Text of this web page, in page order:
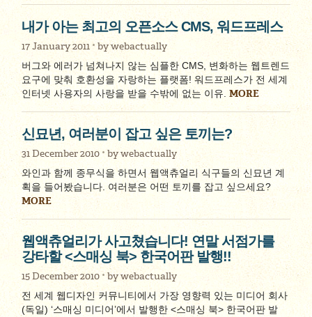
내가 아는 최고의 오픈소스 CMS, 워드프레스
17 January 2011 bywebactually
버그와 에러가 넘쳐나지 않는 심플한 CMS, 변화하는 웹트렌드
요구에 맞춰 호환성을 자랑하는 플랫폼! 워드프레스가 전 세계
인터넷 사용자의 사랑을 받을 수밖에 없는 이유.MORE
신묘년, 여러분이 잡고 싶은 토끼는?
31 December 2010 bywebactually
와인과 함께 종무식을 하면서 웹액츄얼리 식구들의 신묘년 계
획을 들어봤습니다. 여러분은 어떤 토끼를 잡고 싶으세요?
MORE
웹액츄얼리가 사고쳤습니다! 연말 서점가를
강타할 <스매싱 북> 한국어판 발행!!
15 December 2010 bywebactually
전 세계 웹디자인 커뮤니티에서 가장 영향력 있는 미디어 회사
(독일) ‘스매싱 미디어’에서 발행한 <스매싱 북> 한국어판 발